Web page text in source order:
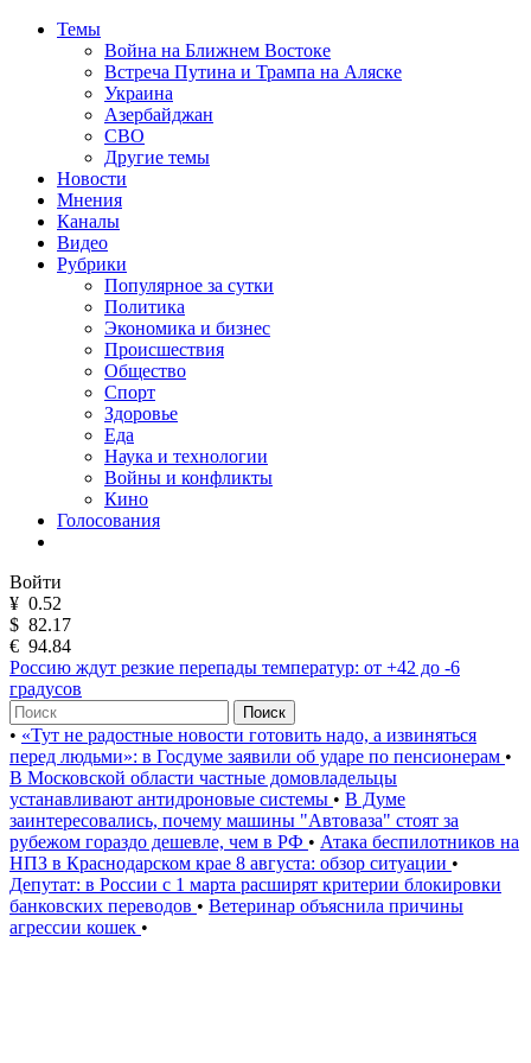
Темы
Война на Ближнем Востоке
Встреча Путина и Трампа на Аляске
Украина
Азербайджан
СВО
Другие темы
Новости
Мнения
Каналы
Видео
Рубрики
Популярное за сутки
Политика
Экономика и бизнес
Происшествия
Общество
Спорт
Здоровье
Еда
Наука и технологии
Войны и конфликты
Кино
Голосования
Войти
¥ 0.52
$ 82.17
€ 94.84
Россию ждут резкие перепады температур: от +42 до -6
градусов
Поиск
• «Тут не радостные новости готовить надо, а извиняться
перед людьми»: в Госдуме заявили об ударе по пенсионерам •
В Московской области частные домовладельцы
устанавливают антидроновые системы • В Думе
заинтересовались, почему машины "Автоваза" стоят за
рубежом гораздо дешевле, чем в РФ • Атака беспилотников на
НПЗ в Краснодарском крае 8 августа: обзор ситуации •
Депутат: в России с 1 марта расширят критерии блокировки
банковских переводов • Ветеринар объяснила причины
агрессии кошек •